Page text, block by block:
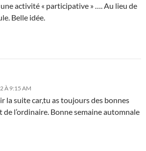
activité « participative » …. Au lieu de
Belle idée.
À 9:15 AM
la suite car,tu as toujours des bonnes
de l’ordinaire. Bonne semaine automnale